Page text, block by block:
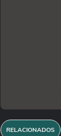
RELACIONADOS